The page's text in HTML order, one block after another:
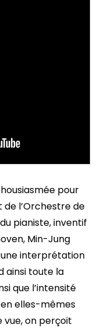
pour
de l’Orchestre de
pianiste, inventif
Min-Jung
interprétation
ainsi toute la
que l’intensité
elles-mêmes
vue, on perçoit